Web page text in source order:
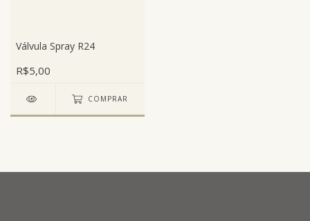
Válvula Spray R24
R$5,00
COMPRAR